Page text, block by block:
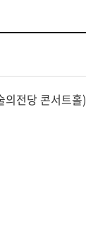
전당 콘서트홀)